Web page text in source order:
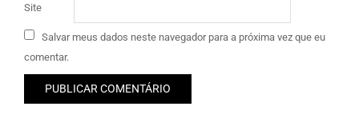
Site
Salvar meus dados neste navegador para a próxima vez que eu
comentar.